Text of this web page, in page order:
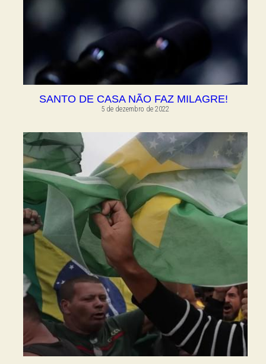
SANTO DE CASA NÃO FAZ MILAGRE!
5 de dezembro de 2022